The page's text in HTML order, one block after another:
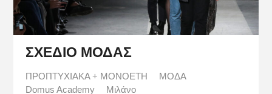
ΣΧΕΔΙΟ ΜΟΔΑΣ
ΠΡΟΠΤΥΧΙΑΚΑ + ΜΟΝΟΕΤΗ
ΜΟΔΑ
Domus Academy
Μιλάνο